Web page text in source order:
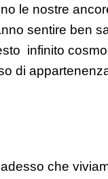
le nostre
sentire ben
infinito
di
che